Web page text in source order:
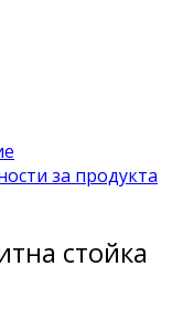
за продукта
стойка